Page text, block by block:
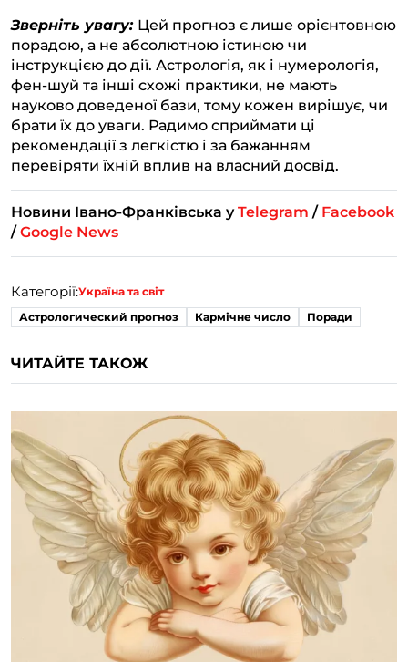
Зверніть увагу: Цей прогноз є лише орієнтовною
порадою, а не абсолютною істиною чи
інструкцією до дії. Астрологія, як і нумерологія,
фен-шуй та інші схожі практики, не мають
науково доведеної бази, тому кожен вирішує, чи
брати їх до уваги. Радимо сприймати ці
рекомендації з легкістю і за бажанням
перевіряти їхній вплив на власний досвід.
Новини Івано-Франківська уTelegram / Facebook
/Google News
Категорії:Україна та світ
Астрологический прогноз
Кармічне число Поради
ЧИТАЙТЕ ТАКОЖ